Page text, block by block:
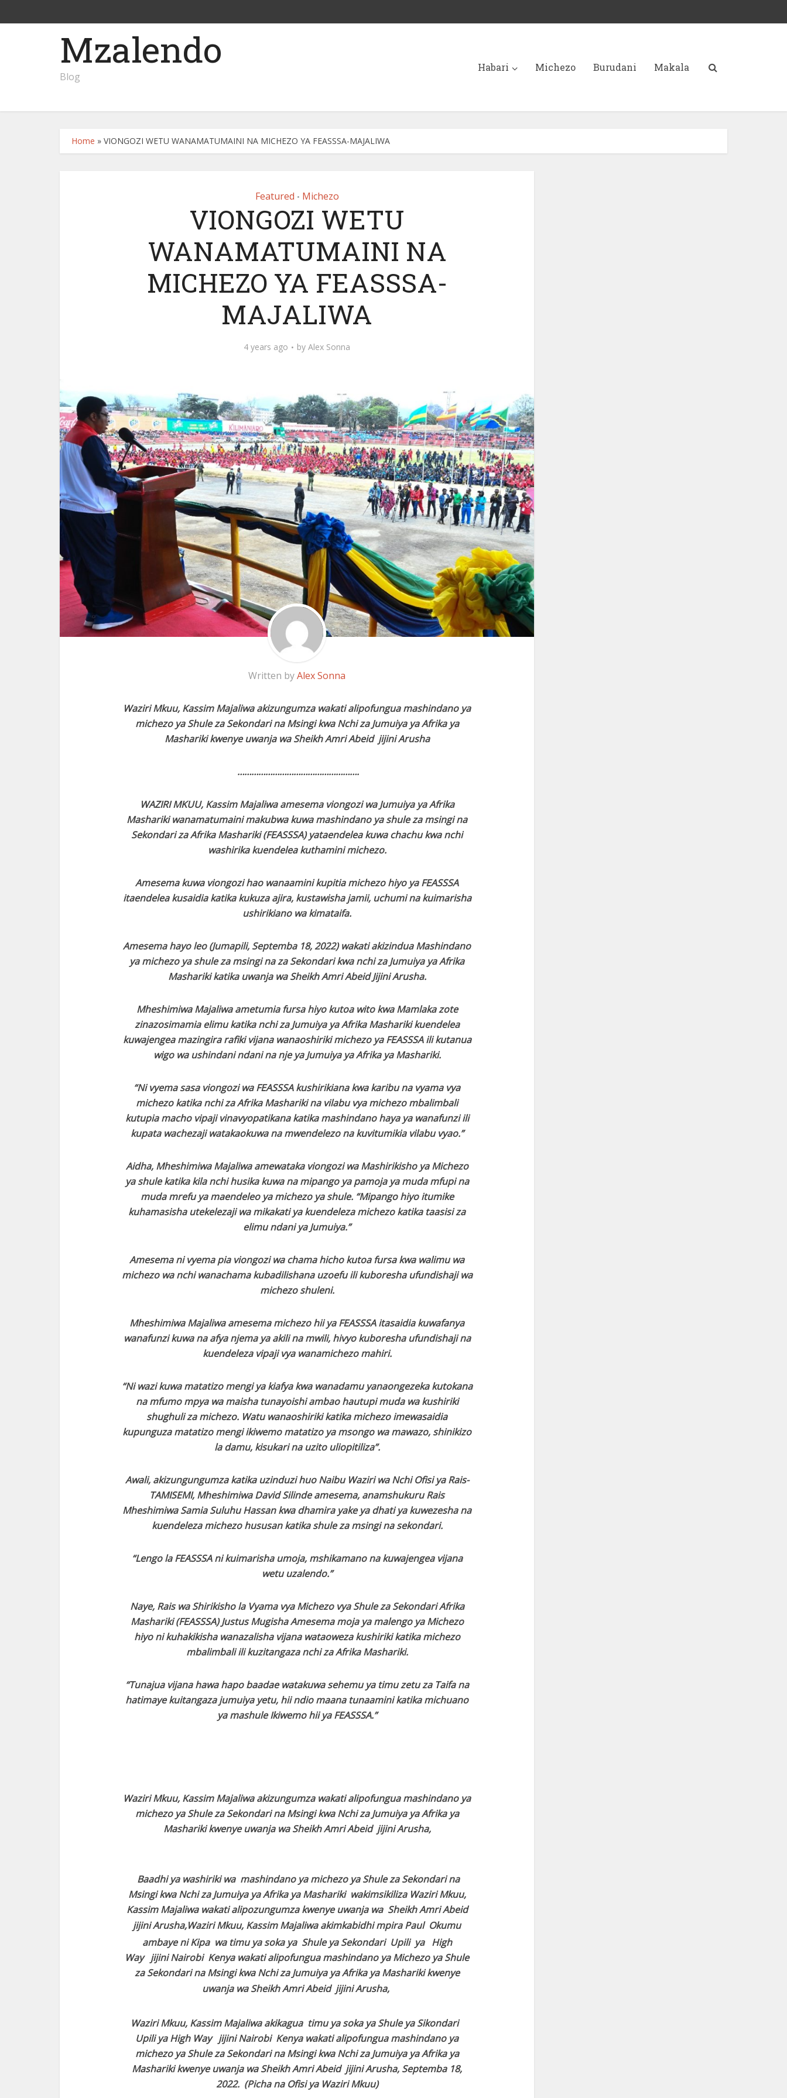
Mzalendo
Blog
Habari Michezo Burudani Makala
Home » VIONGOZI WETU WANAMATUMAINI NA MICHEZO YA FEASSSA-MAJALIWA
Featured • Michezo
VIONGOZI WETU
WANAMATUMAINI NA
MICHEZO YA FEASSSA-
MAJALIWA
4 years ago by Alex Sonna
Written byAlex Sonna
Waziri Mkuu, Kassim Majaliwa akizungumza wakati alipofungua mashindano ya
michezo ya Shule za Sekondari na Msingi kwa Nchi za Jumuiya ya Afrika ya
Mashariki kwenye uwanja wa Sheikh Amri Abeid jijini Arusha
…………………………………………….
WAZIRI MKUU, Kassim Majaliwa amesema viongozi wa Jumuiya ya Afrika
Mashariki wanamatumaini makubwa kuwa mashindano ya shule za msingi na
Sekondari za Afrika Mashariki (FEASSSA) yataendelea kuwa chachu kwa nchi
washirika kuendelea kuthamini michezo.
Amesema kuwa viongozi hao wanaamini kupitia michezo hiyo ya FEASSSA
itaendelea kusaidia katika kukuza ajira, kustawisha jamii, uchumi na kuimarisha
ushirikiano wa kimataifa.
Amesema hayo leo (Jumapili, Septemba 18, 2022) wakati akizindua Mashindano
ya michezo ya shule za msingi na za Sekondari kwa nchi za Jumuiya ya Afrika
Mashariki katika uwanja wa Sheikh Amri Abeid Jijini Arusha.
Mheshimiwa Majaliwa ametumia fursa hiyo kutoa wito kwa Mamlaka zote
zinazosimamia elimu katika nchi za Jumuiya ya Afrika Mashariki kuendelea
kuwajengea mazingira rafiki vijana wanaoshiriki michezo ya FEASSSA ili kutanua
wigo wa ushindani ndani na nje ya Jumuiya ya Afrika ya Mashariki.
“Ni vyema sasa viongozi wa FEASSSA kushirikiana kwa karibu na vyama vya
michezo katika nchi za Afrika Mashariki na vilabu vya michezo mbalimbali
kutupia macho vipaji vinavyopatikana katika mashindano haya ya wanafunzi ili
kupata wachezaji watakaokuwa na mwendelezo na kuvitumikia vilabu vyao.”
Aidha, Mheshimiwa Majaliwa amewataka viongozi wa Mashirikisho ya Michezo
ya shule katika kila nchi husika kuwa na mipango ya pamoja ya muda mfupi na
muda mrefu ya maendeleo ya michezo ya shule. “Mipango hiyo itumike
kuhamasisha utekelezaji wa mikakati ya kuendeleza michezo katika taasisi za
elimu ndani ya Jumuiya.”
Amesema ni vyema pia viongozi wa chama hicho kutoa fursa kwa walimu wa
michezo wa nchi wanachama kubadilishana uzoefu ili kuboresha ufundishaji wa
michezo shuleni.
Mheshimiwa Majaliwa amesema michezo hii ya FEASSSA itasaidia kuwafanya
wanafunzi kuwa na afya njema ya akili na mwili, hivyo kuboresha ufundishaji na
kuendeleza vipaji vya wanamichezo mahiri.
“Ni wazi kuwa matatizo mengi ya kiafya kwa wanadamu yanaongezeka kutokana
na mfumo mpya wa maisha tunayoishi ambao hautupi muda wa kushiriki
shughuli za michezo. Watu wanaoshiriki katika michezo imewasaidia
kupunguza matatizo mengi ikiwemo matatizo ya msongo wa mawazo, shinikizo
la damu, kisukari na uzito uliopitiliza”.
Awali, akizungungumza katika uzinduzi huo Naibu Waziri wa Nchi Ofisi ya Rais-
TAMISEMI, Mheshimiwa David Silinde amesema, anamshukuru Rais
Mheshimiwa Samia Suluhu Hassan kwa dhamira yake ya dhati ya kuwezesha na
kuendeleza michezo hususan katika shule za msingi na sekondari.
“Lengo la FEASSSA ni kuimarisha umoja, mshikamano na kuwajengea vijana
wetu uzalendo.”
Naye, Rais wa Shirikisho la Vyama vya Michezo vya Shule za Sekondari Afrika
Mashariki (FEASSSA) Justus Mugisha Amesema moja ya malengo ya Michezo
hiyo ni kuhakikisha wanazalisha vijana wataoweza kushiriki katika michezo
mbalimbali ili kuzitangaza nchi za Afrika Mashariki.
“Tunajua vijana hawa hapo baadae watakuwa sehemu ya timu zetu za Taifa na
hatimaye kuitangaza jumuiya yetu, hii ndio maana tunaamini katika michuano
ya mashule Ikiwemo hii ya FEASSSA.”
Waziri Mkuu, Kassim Majaliwa akizungumza wakati alipofungua mashindano ya
michezo ya Shule za Sekondari na Msingi kwa Nchi za Jumuiya ya Afrika ya
Mashariki kwenye uwanja wa Sheikh Amri Abeid jijini Arusha,
Baadhi ya washiriki wa mashindano ya michezo ya Shule za Sekondari na
Msingi kwa Nchi za Jumuiya ya Afrika ya Mashariki wakimsikiliza Waziri Mkuu,
Kassim Majaliwa wakati alipozungumza kwenye uwanja wa Sheikh Amri Abeid
jijini Arusha,Waziri Mkuu, Kassim Majaliwa akimkabidhi mpira Paul Okumu
ambaye ni Kipa wa timu ya soka ya Shule ya Sekondari Upili ya High
Way jijini Nairobi Kenya wakati alipofungua mashindano ya Michezo ya Shule
za Sekondari na Msingi kwa Nchi za Jumuiya ya Afrika ya Mashariki kwenye
uwanja wa Sheikh Amri Abeid jijini Arusha,
Waziri Mkuu, Kassim Majaliwa akikagua timu ya soka ya Shule ya Sikondari
Upili ya High Way jijini Nairobi Kenya wakati alipofungua mashindano ya
michezo ya Shule za Sekondari na Msingi kwa Nchi za Jumuiya ya Afrika ya
Mashariki kwenye uwanja wa Sheikh Amri Abeid jijini Arusha, Septemba 18,
2022. (Picha na Ofisi ya Waziri Mkuu)